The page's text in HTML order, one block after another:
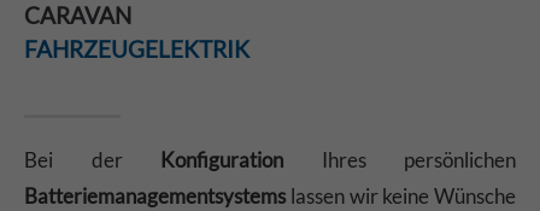
CARAVAN
FAHRZEUGELEKTRIK
Bei der Konfiguration Ihres persönlichen
Batteriemanagementsystems lassen wir keine Wünsche